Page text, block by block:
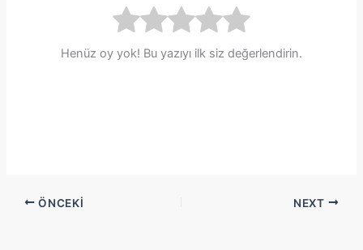
Henüz oy yok! Bu yazıyı ilk siz değerlendirin.
ÖNCEKI NEXT